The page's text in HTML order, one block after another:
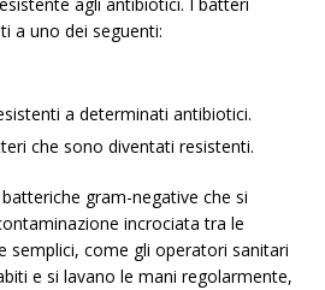
a uno dei seguenti:
a determinati antibiotici.
che sono diventati resistenti.
gram-negative che si
incrociata tra le
semplici, come gli operatori sanitari
e si lavano le mani regolarmente,